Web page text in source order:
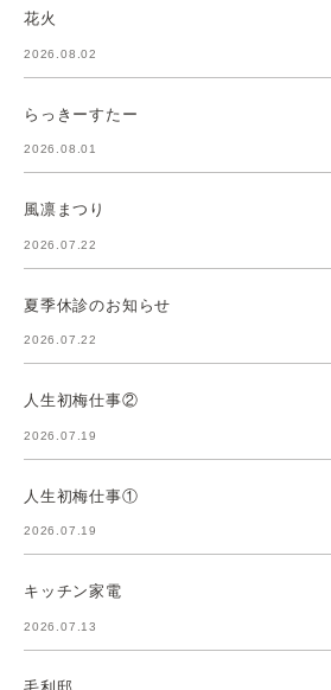
花火
2026.08.02
らっきーすたー
2026.08.01
風凛まつり
2026.07.22
夏季休診のお知らせ
2026.07.22
人生初梅仕事②
2026.07.19
人生初梅仕事①
2026.07.19
キッチン家電
2026.07.13
毛利邸